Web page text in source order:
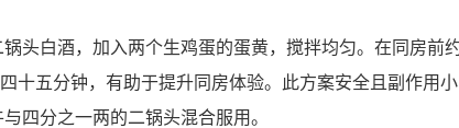
头白酒，加入两个生鸡蛋的蛋黄，搅拌均匀。在同房前
十五分钟，有助于提升同房体验。此方案安全且副作用
四分之一两的二锅头混合服用。